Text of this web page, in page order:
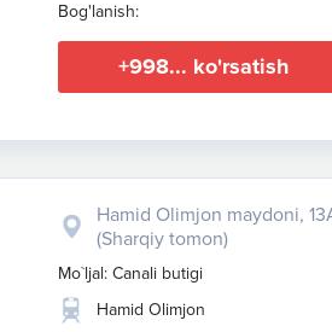
Bog'lanish:
+998... ko'rsatish
Hamid Olimjon maydoni,
(Sharqiy tomon)
Mo`ljal: Canali butigi
Hamid Olimjon